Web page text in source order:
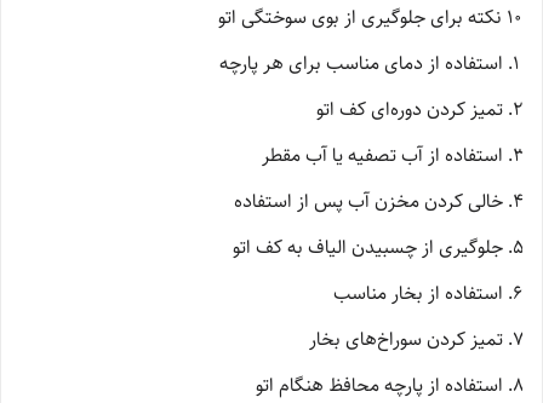
10 نکته برای جلوگیری از بوی سوختگی اتو
استفاده از دمای مناسب برای هر پارچه
تمیز کردن دوره‌ای کف اتو
استفاده از آب تصفیه یا آب مقطر
خالی کردن مخزن آب پس از استفاده
جلوگیری از چسبیدن الیاف به کف اتو
استفاده از بخار مناسب
تمیز کردن سوراخ‌های بخار
استفاده از پارچه محافظ هنگام اتو